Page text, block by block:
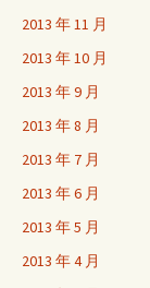
2013 年 11 月
2013 年 10 月
2013 年 9 月
2013 年 8 月
2013 年 7 月
2013 年 6 月
2013 年 5 月
2013 年 4 月